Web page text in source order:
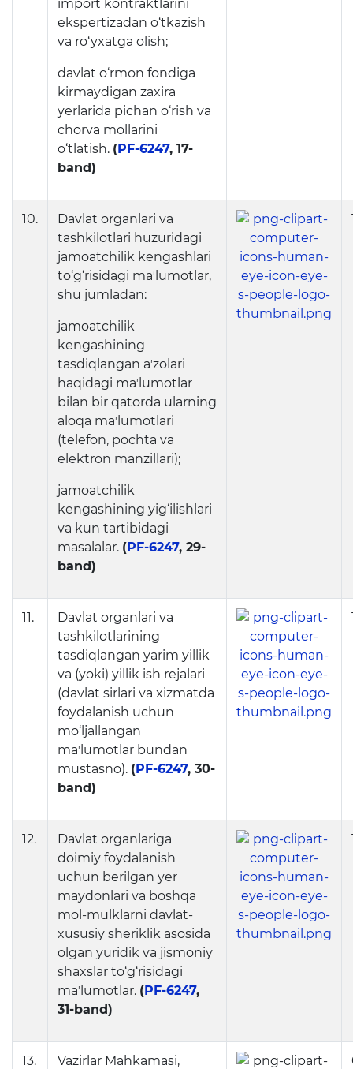
import kontraktlarini
ekspertizadan o‘tkazish
va ro‘yxatga olish;
davlat o‘rmon fondiga
kirmaydigan zaxira
yerlarida pichan o‘rish va
chorva mollarini
o‘tlatish. (PF-6247, 17-
band)
10.
Davlat organlari va
tashkilotlari huzuridagi
jamoatchilik kengashlari
to‘g‘risidagi maʼlumotlar,
shu jumladan:
jamoatchilik
kengashining
tasdiqlangan aʼzolari
haqidagi maʼlumotlar
bilan bir qatorda ularning
aloqa maʼlumotlari
(telefon, pochta va
elektron manzillari);
jamoatchilik
kengashining yig‘ilishlari
va kun tartibidagi
masalalar. (PF-6247, 29-
band)
11.
Davlat organlari va
tashkilotlarining
tasdiqlangan yarim yillik
va (yoki) yillik ish rejalari
(davlat sirlari va xizmatda
foydalanish uchun
mo‘ljallangan
maʼlumotlar bundan
mustasno). (PF-6247, 30-
band)
12.
Davlat organlariga
doimiy foydalanish
uchun berilgan yer
maydonlari va boshqa
mol-mulklarni davlat-
xususiy sheriklik asosida
olgan yuridik va jismoniy
shaxslar to‘g‘risidagi
maʼlumotlar. (PF-6247,
31-band)
13.
Vazirlar Mahkamasi,